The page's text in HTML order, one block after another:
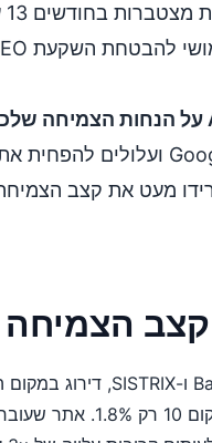
מעט את קצב
קצב